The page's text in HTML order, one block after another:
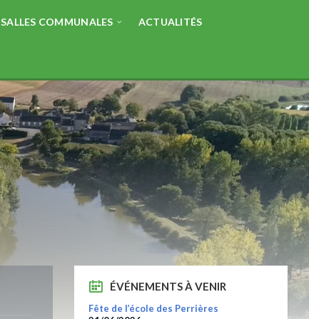
SALLES COMMUNALES ACTUALITÉS
ÉVÉNEMENTS À VENIR
Fête de l’école des Perrières